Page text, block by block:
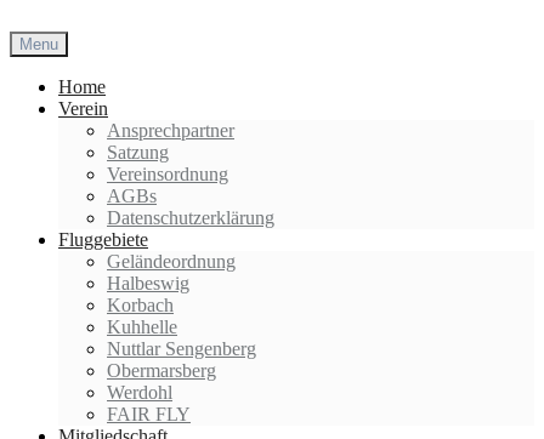
to
content
Menu
Home
Verein
Ansprechpartner
Satzung
Vereinsordnung
AGBs
Datenschutzerklärung
Fluggebiete
Geländeordnung
Halbeswig
Korbach
Kuhhelle
Nuttlar Sengenberg
Obermarsberg
Werdohl
FAIR FLY